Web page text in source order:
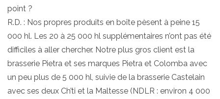
point ?
R.D. : Nos propres produits en boîte pèsent à peine 15
000 hl. Les 20 à 25 000 hl supplémentaires n’ont pas été
difficiles à aller chercher. Notre plus gros client est la
brasserie Pietra et ses marques Pietra et Colomba avec
un peu plus de 5 000 hl, suivie de la brasserie Castelain
avec ses deux Ch’ti et la Maltesse (NDLR : environ 4 000